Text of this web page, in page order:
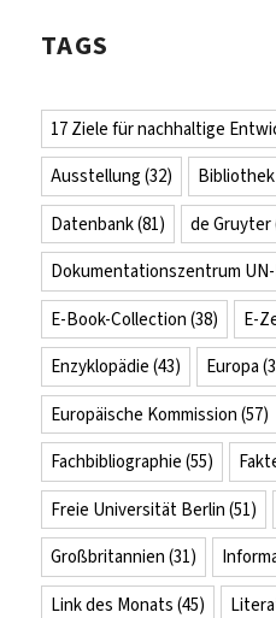
TAGS
17 Ziele für nachhaltige
Ausstellung (32) Bibliothek
Datenbank(81) de Gruyter
Dokumentationszentrum UN-
E-Book-Collection (38) E-
Enzyklopädie (43) Europa
Europäische Kommission (57)
Fachbibliographie (55)
Freie Universität Berlin (51)
Großbritannien (31)
Link des Monats (45)